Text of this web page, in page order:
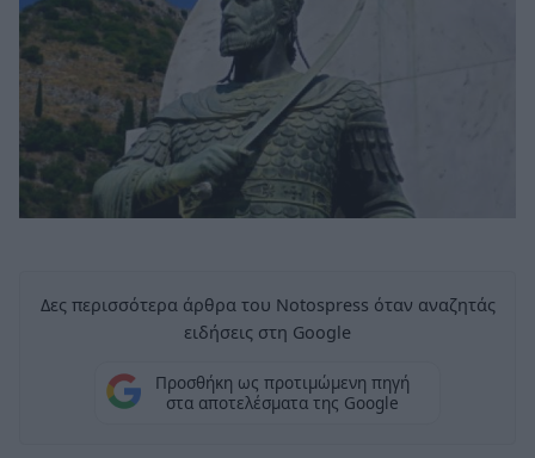
Δες περισσότερα άρθρα του Notospress όταν αναζητάς
ειδήσεις στη Google
Προσθήκη ως προτιμώμενη πηγή
στα αποτελέσματα της Google